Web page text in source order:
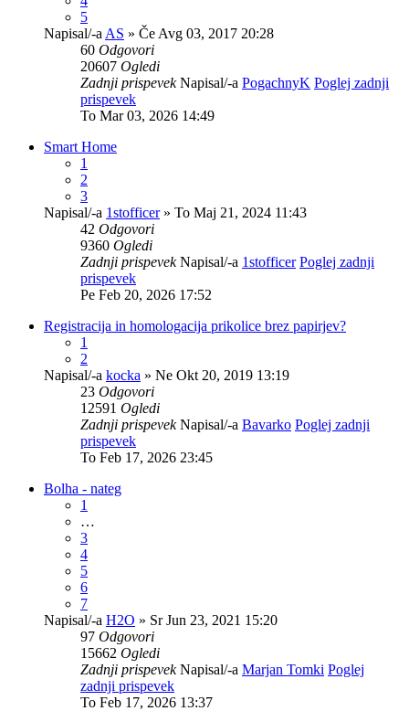
5
Napisal/-a AS » Če Avg 03, 2017 20:28
60 Odgovori
20607 Ogledi
Zadnji prispevekNapisal/-a PogachnyK Poglej zadnji
prispevek
To Mar 03, 2026 14:49
Smart Home
1
2
3
Napisal/-a 1stofficer» To Maj 21, 2024 11:43
42 Odgovori
9360 Ogledi
Zadnji prispevekNapisal/-a 1stofficer Poglej zadnji
prispevek
Pe Feb 20, 2026 17:52
Registracija in homologacija prikolice brez papirjev?
1
2
Napisal/-a kocka » Ne Okt 20, 2019 13:19
23 Odgovori
12591 Ogledi
Zadnji prispevekNapisal/-a Bavarko Poglej zadnji
prispevek
To Feb 17, 2026 23:45
Bolha - nateg
1
…
3
4
5
6
7
Napisal/-a H2O » Sr Jun 23, 2021 15:20
97 Odgovori
15662 Ogledi
Zadnji prispevekNapisal/-a Marjan Tomki Poglej
zadnji prispevek
To Feb 17, 2026 13:37